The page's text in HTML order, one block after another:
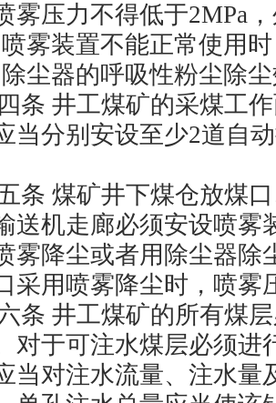
雾压力不得低于2MPa
雾装置不能正常使用
除尘器的呼吸性粉尘除
条 井工煤矿的采煤工
当分别安设至少2道自
条 煤矿井下煤仓放煤
送机走廊必须安设喷雾
雾降尘或者用除尘器除
采用喷雾降尘时，喷雾
条 井工煤矿的所有煤
对于可注水煤层必须进
当对注水流量、注水量